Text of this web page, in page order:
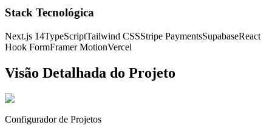
Stack Tecnológica
Next.js 14TypeScriptTailwind CSSStripe PaymentsSupabaseReact
Hook FormFramer MotionVercel
Visão Detalhada do Projeto
Configurador de Projetos